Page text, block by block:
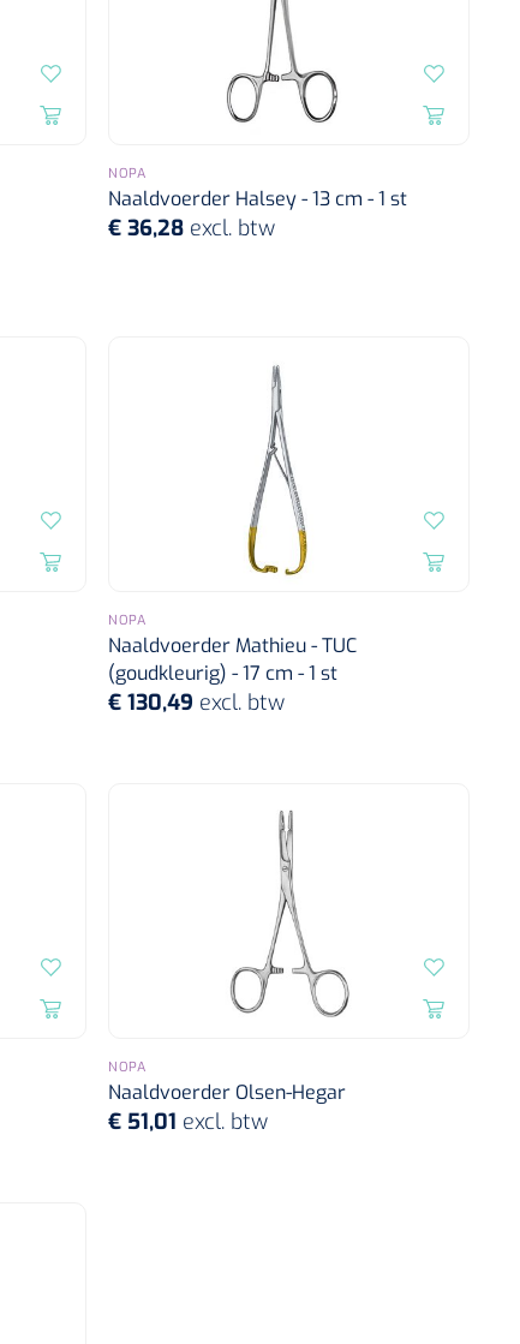
NOPA
Naaldvoerder Halsey - 13 cm - 1 st
€ 36,28 excl. btw
NOPA
Naaldvoerder Mathieu - TUC
(goudkleurig) - 17 cm - 1 st
€ 130,49 excl. btw
NOPA
Naaldvoerder Olsen-Hegar
€ 51,01 excl. btw